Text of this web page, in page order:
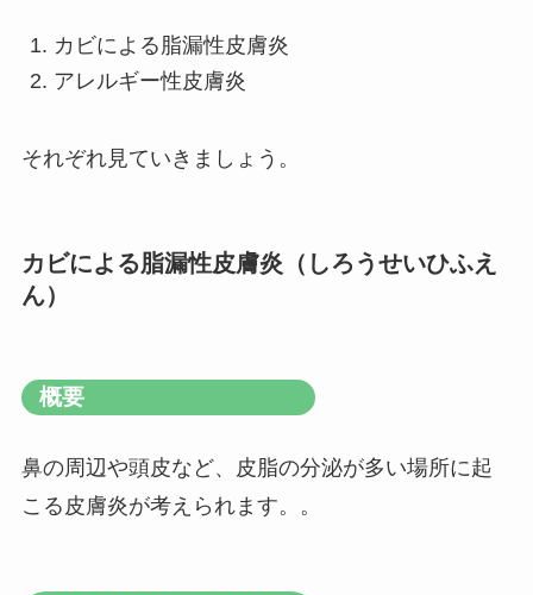
カビによる脂漏性皮膚炎
アレルギー性皮膚炎
それぞれ見ていきましょう。
カビによる脂漏性皮膚炎（しろうせいひふえ
ん）
概要
鼻の周辺や頭皮など、皮脂の分泌が多い場所に起
こる皮膚炎が考えられます。。